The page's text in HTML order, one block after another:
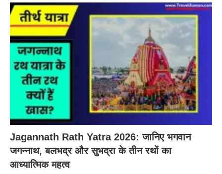
Jagannath Rath Yatra 2026: जानिए भगवान
जगन्नाथ, बलभद्र और सुभद्रा के तीन रथों का
आध्यात्मिक महत्व